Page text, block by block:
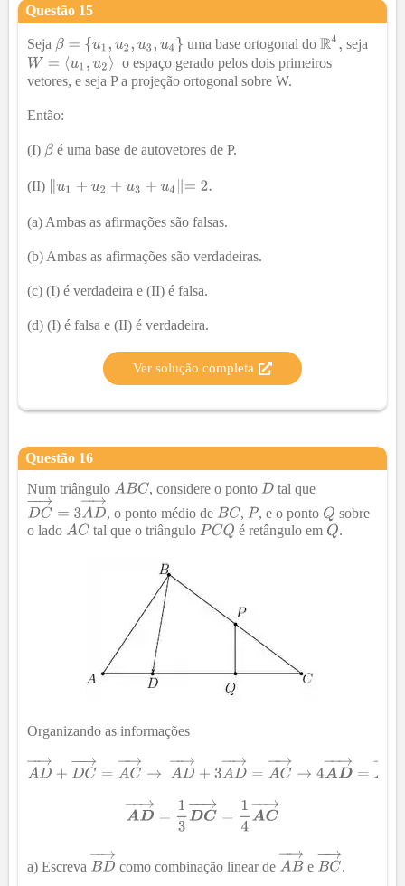
Questão 15
Seja uma base ortogonal do
seja
o espaço gerado pelos dois primeiros
vetores, e seja P a projeção ortogonal sobre W.
Então:
(I) é uma base de autovetores de P.
(II)
(a) Ambas as afirmações são falsas.
(b) Ambas as afirmações são verdadeiras.
(c) (I) é verdadeira e (II) é falsa.
(d) (I) é falsa e (II) é verdadeira.
Ver solução completa
Questão 16
Num triângulo
, considere o ponto
tal que
, o ponto médio de
, , e o ponto
sobre
o lado
tal que o triângulo é retângulo em .
Organizando as informações
a) Escreva como combinação linear de e .